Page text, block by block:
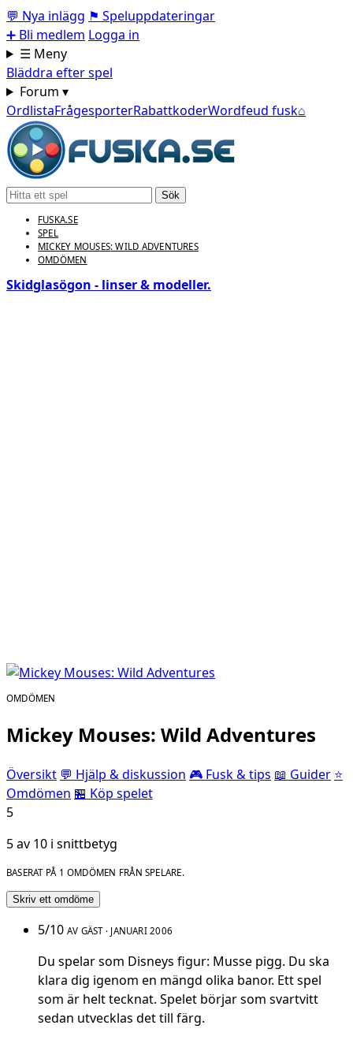
💬 Nya inlägg ⚑ Speluppdateringar
➕ Bli medlem Logga in
☰ Meny
Bläddra efter spel
Forum ▾
OrdlistaFrågesporterRabattkoderWordfeud fusk⌂
Sök
FUSKA.SE
SPEL
MICKEY MOUSES: WILD ADVENTURES
OMDÖMEN
Skidglasögon - linser & modeller.
OMDÖMEN
Mickey Mouses: Wild Adventures
Översikt 💬 Hjälp & diskussion 🎮 Fusk & tips 📖 Guider ⭐
Omdömen 🏪 Köp spelet
5
5 av 10 i snittbetyg
BASERAT PÅ 1 OMDÖMEN FRÅN SPELARE.
Skriv ett omdöme
5/10 AV GÄST · JANUARI 2006
Du spelar som Disneys figur: Musse pigg. Du ska
klara dig igenom en mängd olika banor. Ett spel
som är helt tecknat. Spelet börjar som svartvitt
sedan utvecklas det till färg.